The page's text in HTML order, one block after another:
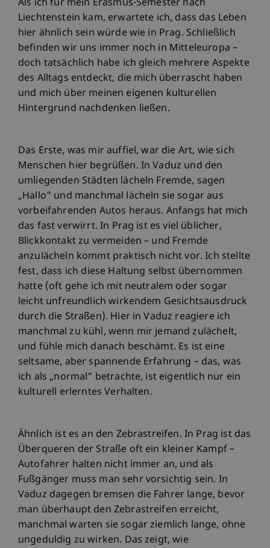
Als ich für mein Erasmus-Semester nach
Liechtenstein kam, erwartete ich, dass das Leben
hier ähnlich sein würde wie in Prag. Schließlich
befinden wir uns immer noch in Mitteleuropa –
doch tatsächlich habe ich gleich mehrere Aspekte
des Alltags entdeckt, die mich überrascht haben
und mich über meinen eigenen kulturellen
Hintergrund nachdenken ließen.
Das Erste, was mir auffiel, war die Art, wie sich
Menschen hier begrüßen. In Vaduz und den
umliegenden Städten lächeln Fremde, sagen
„Hallo“ und manchmal lächeln sie sogar aus
vorbeifahrenden Autos heraus. Anfangs hat mich
das fast verwirrt. In Prag ist es viel üblicher,
Blickkontakt zu vermeiden – und Fremde
anzulächeln kommt praktisch nicht vor. Ich stellte
fest, dass ich diese Haltung selbst übernommen
hatte (oft gehe ich mit neutralem oder sogar
leicht unfreundlich wirkendem Gesichtsausdruck
durch die Straßen). Hier in Vaduz reagiere ich
manchmal zu kühl, wenn mir jemand zulächelt,
und fühle mich danach beschämt. Es ist eine
seltsame, aber spannende Erfahrung – das, was
ich als „normal“ betrachte, ist eigentlich nur ein
kulturell erlerntes Verhalten.
Ähnlich ist es an den Zebrastreifen. In Prag ist das
Überqueren der Straße oft ein kleiner Kampf –
Autofahrer halten nicht immer an, und als
Fußgänger muss man sehr vorsichtig sein. In
Vaduz dagegen bremsen die Fahrer lange, bevor
man überhaupt den Zebrastreifen erreicht,
manchmal warten sie sogar ziemlich lange, ohne
ungeduldig zu wirken. Das zeigt, wie